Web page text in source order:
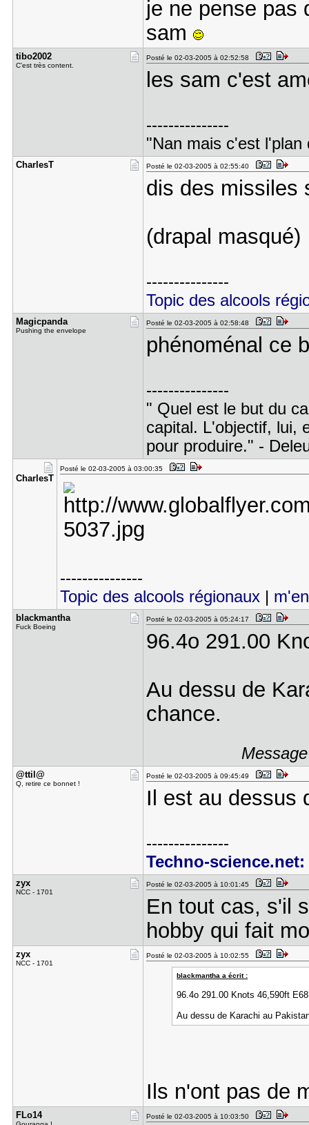
je ne pense pas
sam
tibo2002
C'est très content.
Posté le 02-03-2005 à 02:52:58
les sam c'est
---------------
"Nan mais c'est
CharlesT Posté le 02-03-2005 à 02:55:40
dis des missiles
(drapal masqué)
---------------
Topic des alcools
Magicpanda
Pushing the envelope
Posté le 02-03-2005 à 02:58:48
phénoménal ce
---------------
" Quel est le but du
capital. L'objectif, lui,
pour produire." -
CharlesT
Posté le 02-03-2005 à 03:00:35
---------------
Topic des alcools régionaux|
blackmanth​a
Fuck Boeing
Posté le 02-03-2005 à 05:24:17
96.4o 291.00
Au dessu de
chance.
@ttil@
Q, retire ce bonnet !
Posté le 02-03-2005 à 09:45:49
Il est au dessus
---------------
Techno-
zyx
NCC - 1701
Posté le 02-03-2005 à 10:01:45
En tout cas, s'il
hobby qui fait
zyx
NCC - 1701
Posté le 02-03-2005 à 10:02:55
blackmantha a écrit :
96.4o 291.00 Knots 46,590ft
Au dessu de Karachi au
Ils n'ont pas de
FLo14 Posté le 02-03-2005 à 10:03:50